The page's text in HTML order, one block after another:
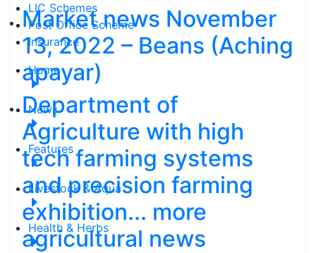
LIC Schemes
Post Office Scheme
Insurance
Home
News
Features
Livestock & Aqua
Health & Herbs
Market news November
13, 2022 – Beans (Aching
apayar)
Department of
Agriculture with high
tech farming systems
and precision farming
exhibition... more
agricultural news